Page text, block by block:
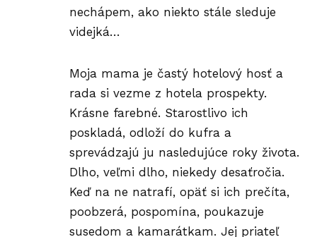
nechápem, ako niekto stále sleduje
videjká…
Moja mama je častý hotelový hosť a
rada si vezme z hotela prospekty.
Krásne farebné. Starostlivo ich
poskladá, odloží do kufra a
sprevádzajú ju nasledujúce roky života.
Dlho, veľmi dlho, niekedy desaťročia.
Keď na ne natrafí, opäť si ich prečíta,
poobzerá, pospomína, poukazuje
susedom a kamarátkam. Jej priateľ